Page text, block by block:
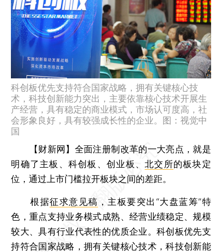
科创板优先支持符合国家战略，拥有关键核心技
术，科技创新能力突出，主要依靠核心技术开展生
产经营，具有稳定的商业模式，市场认可度高，社
会形象良好，具有较强成长性的企业。图：视觉中
国
【财新网】 全面注册制改革的一大亮点，就是
明确了主板、科创板、创业板、北交所的板块定
位，通过上市门槛拉开板块之间的差距。
根据征求意见稿 ，主板要突出“大盘蓝筹”特
色，重点支持业务模式成熟、经营业绩稳定、规模
较大、具有行业代表性的优质企业。科创板优先支
持符合国家战略，拥有关键核心技术，科技创新能